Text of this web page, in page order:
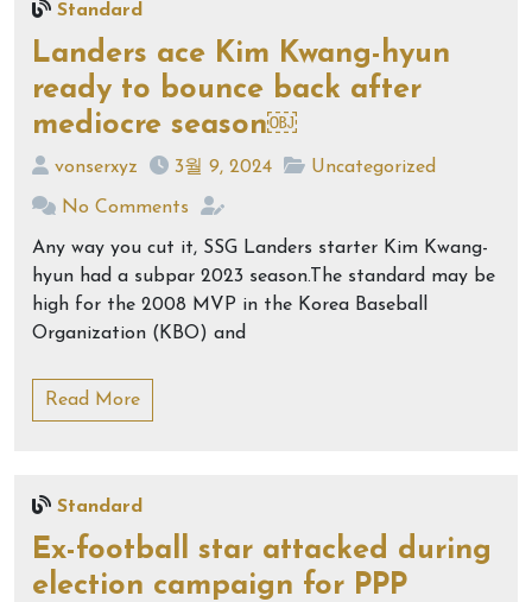
Standard
Landers ace Kim Kwang-hyun
ready to bounce back after
mediocre season￼
vonserxyz 3월 9, 2024 Uncategorized
No Comments
Any way you cut it, SSG Landers starter Kim Kwang-
hyun had a subpar 2023 season.The standard may be
high for the 2008 MVP in the Korea Baseball
Organization (KBO) and
Read More
Standard
Ex-football star attacked during
election campaign for PPP